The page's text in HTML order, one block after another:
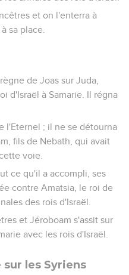
le roi de Juda : « Le
bêtes sauvages qui
cœur se remplit d’orgueil.
Pourquoi t'engager dans
le roi d'Israël, monta et
à Juda.
s'enfuit dans sa tente.
le roi de Juda, le fils
Shémesh. Il vint à
jusqu'à la porte de